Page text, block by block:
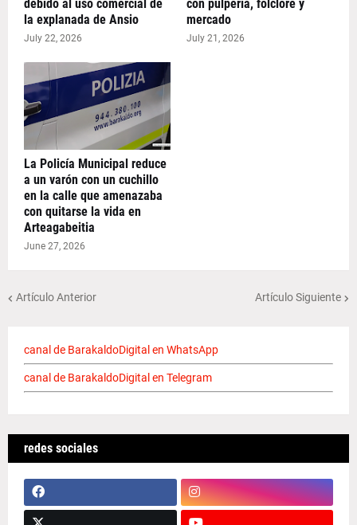
debido al uso comercial de
la explanada de Ansio
July 22, 2026
con pulpería, folclore y
mercado
July 21, 2026
La Policía Municipal reduce
a un varón con un cuchillo
en la calle que amenazaba
con quitarse la vida en
Arteagabeitia
June 27, 2026
Artículo Anterior Artículo Siguiente
canal de BarakaldoDigital en WhatsApp
canal de BarakaldoDigital en Telegram
redes sociales